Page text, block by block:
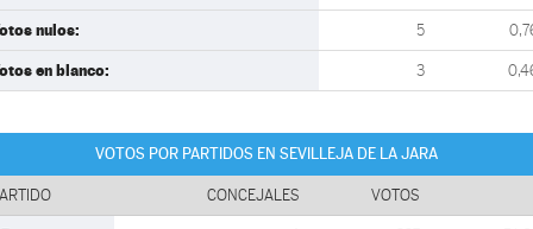
nulos: 5
en blanco: 3
VOTOS POR PARTIDOS EN SEVILLEJA DE LA JARA
CONCEJALES VOTOS